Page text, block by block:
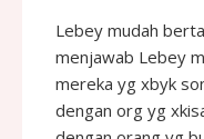
Lebey mudah
menjawab Lebey
mereka yg xbyk
dengan org yg